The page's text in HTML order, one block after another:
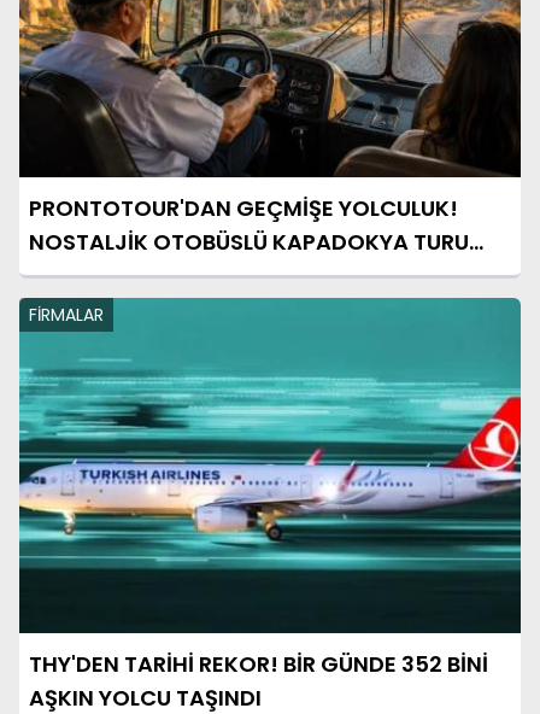
PRONTOTOUR'DAN GEÇMİŞE YOLCULUK!
NOSTALJİK OTOBÜSLÜ KAPADOKYA TURU
BAŞLIYOR
FİRMALAR
THY'DEN TARİHİ REKOR! BİR GÜNDE 352 BİNİ
AŞKIN YOLCU TAŞINDI